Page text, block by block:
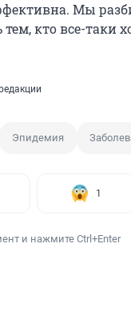
Мы
кто все-таки
Эпидемия
1
и нажмите Ctrl+Enter